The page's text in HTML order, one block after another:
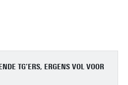
TG’ERS, ERGENS VOL VOOR